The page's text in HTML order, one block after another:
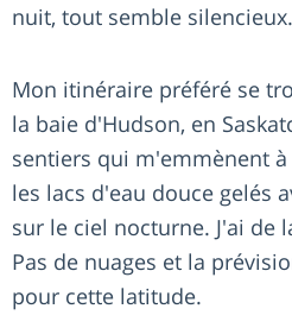
nuit, tout semble silencieux.
Mon itinéraire préféré se
la baie d'Hudson, en
sentiers qui m'emmènent
les lacs d'eau douce gelés
sur le ciel nocturne. J'ai de
Pas de nuages et la
pour cette latitude.